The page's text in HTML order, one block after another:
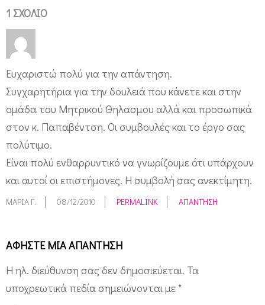
1 ΣΧΌΛΙΟ
Ευχαριστώ πολύ για την απάντηση.
Συγχαρητήρια για την δουλειά που κάνετε και στην
ομάδα του Μητρικού Θηλασμου αλλά και προσωπικά
στον κ. Παπαβέντση. Οι συμβουλές και το έργο σας
πολύτιμο.
Είναι πολύ ενθαρρυντικό να γνωρίζουμε ότι υπάρχουν
και αυτοί οι επιστήμονες. Η συμβολή σας ανεκτίμητη.
ΜΑΡΊΑ Γ. 08/12/2010 PERMALINK ΑΠΆΝΤΗΣΗ
ΑΦΉΣΤΕ ΜΙΑ ΑΠΆΝΤΗΣΗ
Η ηλ. διεύθυνση σας δεν δημοσιεύεται. Τα
υποχρεωτικά πεδία σημειώνονται με *